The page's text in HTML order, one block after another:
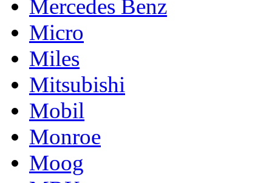
Mercedes Benz
Micro
Miles
Mitsubishi
Mobil
Monroe
Moog